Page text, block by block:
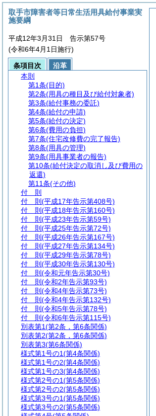
取手市障害者等日常生活用具給付事業実
施要綱
平成12年3月31日 告示第57号
(令和6年4月1日施行)
条項目次
沿革
本則
第1条(目的)
第2条(用具の種目及び給付対象者)
第3条(給付事務の委託)
第4条(給付の申請)
第5条(給付の決定)
第6条(費用の負担)
第7条(住宅改修費の完了報告)
第8条(用具の管理)
第9条(用具事業者の報告)
第10条(給付決定の取消し及び費用の
返還)
第11条(その他)
付 則
付 則 (平成17年告示第408号)
付 則 (平成18年告示第160号)
付 則 (平成23年告示第59号)
付 則 (平成25年告示第72号)
付 則 (平成26年告示第167号)
付 則 (平成27年告示第134号)
付 則 (平成29年告示第78号)
付 則 (平成30年告示第130号)
付 則 (令和元年告示第30号)
付 則 (令和2年告示第93号)
付 則 (令和4年告示第73号)
付 則 (令和4年告示第132号)
付 則 (令和5年告示第78号)
付 則 (令和6年告示第115号)
別表第1(第2条，第6条関係)
別表第2(第2条，第6条関係)
別表第3(第6条関係)
様式第1号の1(第4条関係)
様式第1号の2(第4条関係)
様式第1号の3(第4条関係)
様式第2号の1(第5条関係)
様式第2号の2(第5条関係)
様式第3号の1(第5条関係)
様式第3号の2(第5条関係)